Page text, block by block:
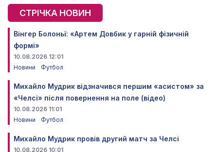
СТРІЧКА НОВИН
Вінгер Болоньї: «Артем Довбик у гарній фізичній
формі»
10.08.2026 12:01
Новини
Футбол
Михайло Мудрик відзначився першим «асистом» за
«Челсі» після повернення на поле (відео)
10.08.2026 11:01
Новини
Футбол
Михайло Мудрик провів другий матч за Челсі
10.08.2026 10:01